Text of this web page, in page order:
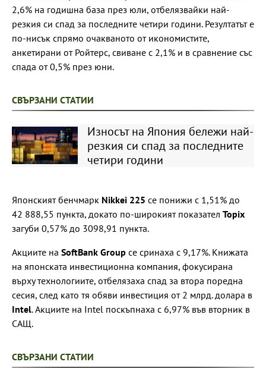
2,6% на годишна база през юли, отбелязвайки най-
резкия си спад за последните четири години. Резултатът е
по-нисък спрямо очакваното от икономистите,
анкетирани от Ройтерс, свиване с 2,1% и в сравнение със
спада от 0,5% през юни.
СВЪРЗАНИ СТАТИИ
Износът на Япония бележи най-
резкия си спад за последните
четири години
Японският бенчмарк Nikkei 225 се понижи с 1,51% до
42 888,55 пункта, докато по-широкият показател Topix
загуби 0,57% до 3098,91 пункта.
Акциите на SoftBank Group се сринаха с 9,17%. Книжата
на японската инвестиционна компания, фокусирана
върху технологиите, отбелязаха спад за втора поредна
сесия, след като тя обяви инвестиция от 2 млрд. долара в
Intel. Акциите на Intel поскъпнаха с 6,97% във вторник в
САЩ.
СВЪРЗАНИ СТАТИИ